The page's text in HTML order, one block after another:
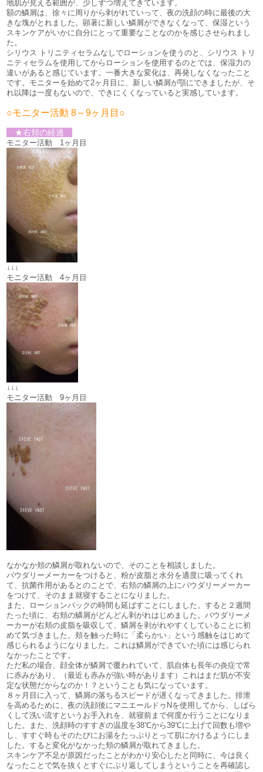
地肌が見える範囲が、少しずつ増えてきています。
額の鱗屑は、徐々に周りから剥がれていって、夜の洗顔の時に最後の大
きな塊がとれました。顕著に新しい鱗屑ができなくなって、保湿という
スキンケアがいかに自分にとって重要なことなのかを感じさせられまし
た。
シリウス トリニティセラムなしでローションを使うのと、シリウス トリ
ニティセラムを使用してからローションを使用するのとでは、保湿力の
違いがあると感じています。一番大きな変化は、再発しなくなったこと
です。モニターを始めて2ヶ月目に、新しい鱗屑が顎にできましたが、そ
れ以降は一度もないので、できにくくなっていると実感しています。
○モニター活動 8～9ヶ月目○
★右頬の経過
モニター活動 1ヶ月目
↓↓↓
モニター活動 4ヶ月目
↓↓↓
モニター活動 9ヶ月目
なかなか頬の鱗屑が取れないので、そのことを相談しました。
パウダリーメーカーをつけると、粉が皮脂と水分を適度に吸ってくれ
て、抗菌作用があるとのことで、右頬の鱗屑の上にパウダリーメーカー
をつけて、そのまま就寝することになりました。
また、ローションパックの時間も延ばすことにしました。すると２週間
たった頃に、右頬の鱗屑がどんどん剥がれはじめました。パウダリーメ
ーカーが右頬の皮脂を吸収して、鱗屑を剥がれやすくしていることに初
めて気づきました。頬を触った時に「柔らかい」という感触をはじめて
感じられるようになりました。これは鱗屑ができていた頃には感じられ
なかったことです。
ただ私の場合、顔全体が鱗屑で覆われていて、肌自体も長年の炎症で常
に赤みがあり、（最近も赤みが強い時があります）これはまだ肌が不安
定な状態だからなのか！？ということも気になっています。
８ヶ月目に入って、鱗屑の落ちるスピードが遅くなってきました。排泄
を高めるために、夜の洗顔後にマニエールドゥNを使用してから、しばら
くして洗い流すというお手入れを、就寝前まで何度か行うことになりま
した。また、洗顔時のすすぎの温度を38℃から39℃に上げて回数も増や
し、すすぐ時もそのたびにお湯をたっぷりとって肌にかけるようにしま
した。すると変化がなかった頬の鱗屑が取れてきました。
スキンケア不足が原因だったことがわかり安心したと同時に、今は良く
なったことで気を抜くとすぐにぶり返してしまうということを再確認し